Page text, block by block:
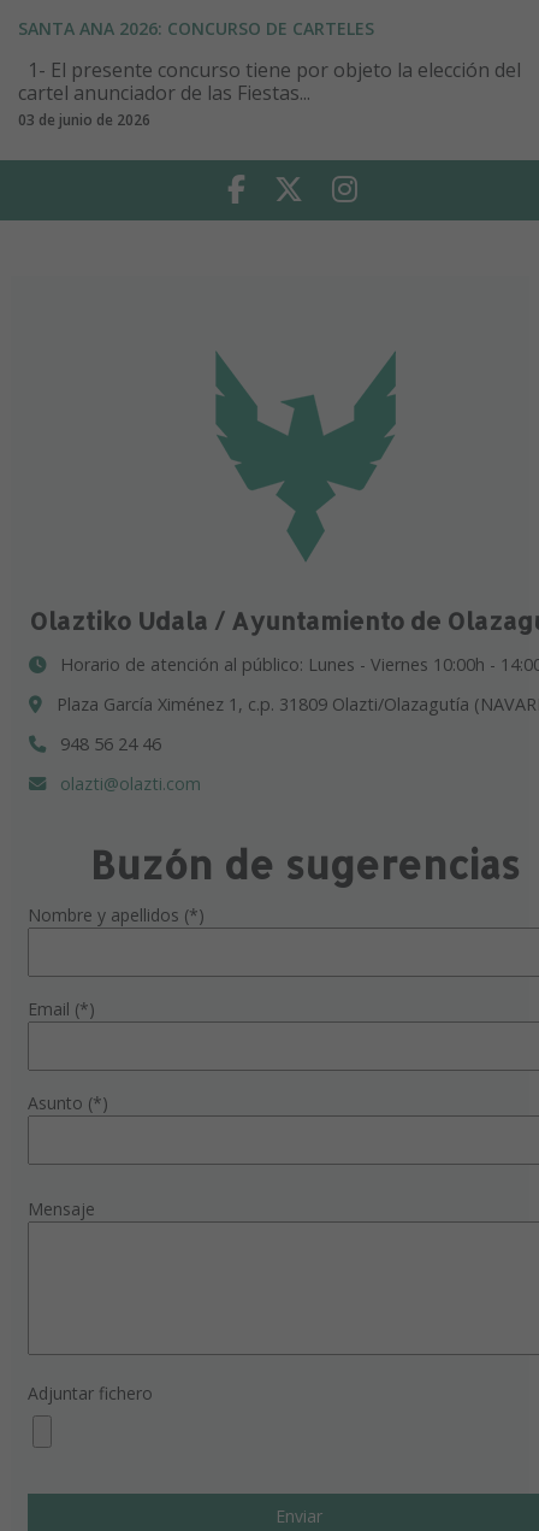
SANTA ANA 2026: CONCURSO DE CARTELES
1- El presente concurso tiene por objeto la elección del
cartel anunciador de las Fiestas...
03 de junio de 2026
Facebook Twitter Instagram
Olaztiko Udala / Ayuntamiento de
Horario de atención al público: Lunes - Viernes 10:00h -
Plaza García Ximénez 1, c.p. 31809 Olazti/Olazagutía
948 56 24 46
olazti@olazti.com
Buzón de sugerencias
Nombre y apellidos (*)
Email (*)
Asunto (*)
Mensaje
Adjuntar fichero